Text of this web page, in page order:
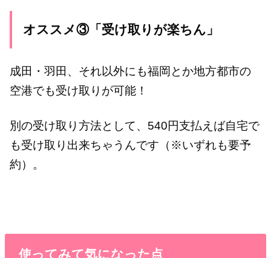
オススメ③「受け取りが楽ちん」
成田・羽田、それ以外にも福岡とか地方都市の
空港でも受け取りが可能！
別の受け取り方法として、540円支払えば自宅で
も受け取り出来ちゃうんです（※いずれも要予
約）。
使ってみて気になった点